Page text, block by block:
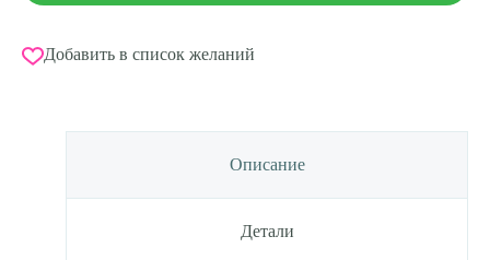
Добавить в список желаний
Описание
Детали